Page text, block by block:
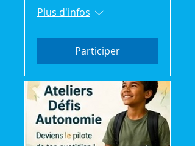
Plus d'infos
Participer